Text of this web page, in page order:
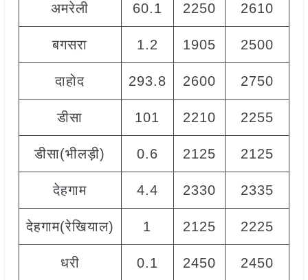
अमरेली 60.1 2250 2610
बगसरा 1.2 1905 2500
दाहोद 293.8 2600 2750
डीसा 101 2210 2255
डीसा(भीलड़ी) 0.6 2125 2125
देहगाम 4.4 2330 2335
देहगाम(रेखियाल) 1 2125 2225
धरी 0.1 2450 2450